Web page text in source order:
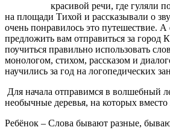
красивой речи, где гуляли по
на площади Тихой и рассказывали о
очень понравилось это путешествие. А
предложить вам отправиться за город
поучиться правильно использовать
монологом, стихом, рассказом и
научились за год на логопедических
Для начала отправимся в волшебный
необычные деревья, на которых вместо
Ребёнок – Слова бывают разные,